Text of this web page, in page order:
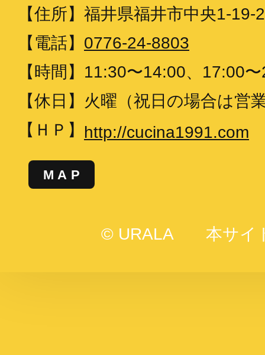
【住所】 福井県福井市中央1-19-
【電話】 0776-24-8803
【時間】 11:30〜14:00、17:00
【休日】 火曜（祝日の場合は営
【ＨＰ】 http://cucina1991.com
MAP
© URALA 本サイ